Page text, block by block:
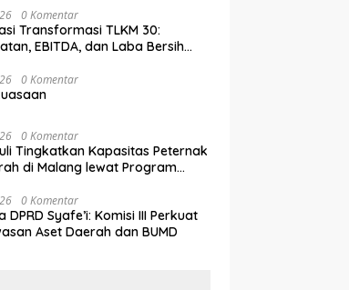
Cikarang
Tuntutan
Ketua DPRD Kota Bekasi Sardi
0 Komentar
Transformasi TLKM 30:
EBITDA, dan Laba Bersih
2026
0 Komentar
0 Komentar
Tingkatkan Kapasitas Peternak
di Malang lewat Program
0 Komentar
DPRD Syafe’i: Komisi III Perkuat
Aset Daerah dan BUMD